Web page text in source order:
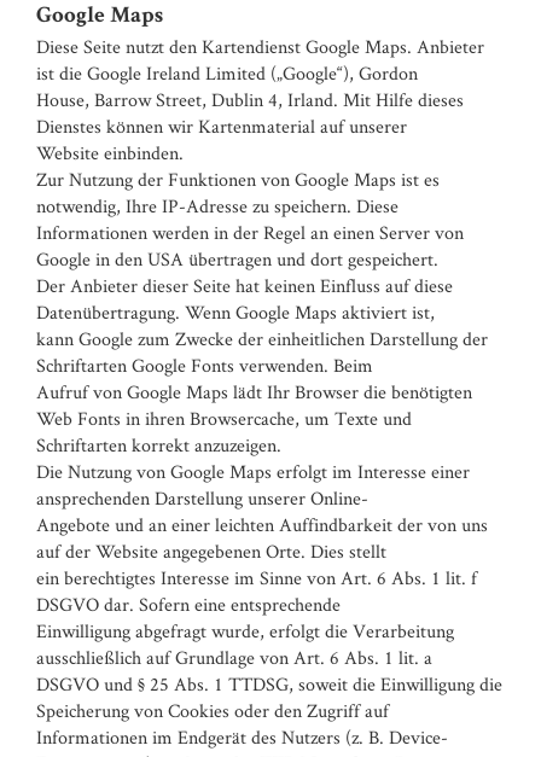
Google Maps
Diese Seite nutzt den Kartendienst Google Maps. Anbieter
ist die Google Ireland Limited („Google“), Gordon
House, Barrow Street, Dublin 4, Irland. Mit Hilfe dieses
Dienstes können wir Kartenmaterial auf unserer
Website einbinden.
Zur Nutzung der Funktionen von Google Maps ist es
notwendig, Ihre IP-Adresse zu speichern. Diese
Informationen werden in der Regel an einen Server von
Google in den USA übertragen und dort gespeichert.
Der Anbieter dieser Seite hat keinen Einfluss auf diese
Datenübertragung. Wenn Google Maps aktiviert ist,
kann Google zum Zwecke der einheitlichen Darstellung der
Schriftarten Google Fonts verwenden. Beim
Aufruf von Google Maps lädt Ihr Browser die benötigten
Web Fonts in ihren Browsercache, um Texte und
Schriftarten korrekt anzuzeigen.
Die Nutzung von Google Maps erfolgt im Interesse einer
ansprechenden Darstellung unserer Online-
Angebote und an einer leichten Auffindbarkeit der von uns
auf der Website angegebenen Orte. Dies stellt
ein berechtigtes Interesse im Sinne von Art. 6 Abs. 1 lit. f
DSGVO dar. Sofern eine entsprechende
Einwilligung abgefragt wurde, erfolgt die Verarbeitung
ausschließlich auf Grundlage von Art. 6 Abs. 1 lit. a
DSGVO und § 25 Abs. 1 TTDSG, soweit die Einwilligung die
Speicherung von Cookies oder den Zugriff auf
Informationen im Endgerät des Nutzers (z. B. Device-